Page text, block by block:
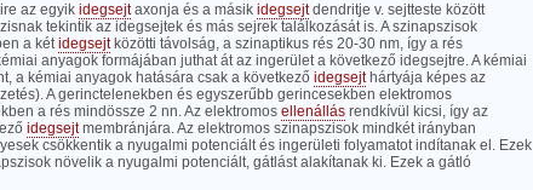
az egyik idegsejtaxonja és a másik idegsejtdendritje v. sejtteste között
tekintik az idegsejtek és más sejrek találkozását is. A szinapszisok
a kétidegsejtközötti távolság, a szinaptikus rés 20-30 nm, így a rés
anyagok formájában juthat át az ingerület a következő idegsejtre. A kémiai
a kémiai anyagok hatására csak a következő idegsejthártyája képes az
A gerinctelenekben és egyszerűbb gerincesekben elektromos
a rés mindössze 2 nn. Az elektromos ellenállás rendkívül kicsi, így az
idegsejtmembránjára. Az elektromos szinapszisok mindkét irányban
csökkentik a nyugalmi potenciált és ingerületi folyamatot indítanak el. Ezek
növelik a nyugalmi potenciált, gátlást alakítanak ki. Ezek a gátló